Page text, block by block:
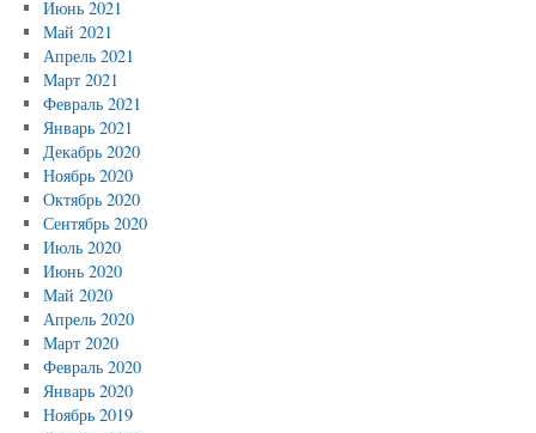
Июнь 2021
Май 2021
Апрель 2021
Март 2021
Февраль 2021
Январь 2021
Декабрь 2020
Ноябрь 2020
Октябрь 2020
Сентябрь 2020
Июль 2020
Июнь 2020
Май 2020
Апрель 2020
Март 2020
Февраль 2020
Январь 2020
Ноябрь 2019